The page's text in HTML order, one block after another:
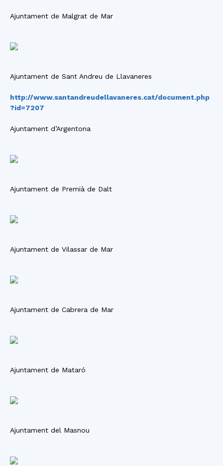
Ajuntament de Malgrat de Mar
Ajuntament de Sant Andreu de Llavaneres
http://www.santandreudellavaneres.cat/document.php
?id=7207
Ajuntament d’Argentona
Ajuntament de Premià de Dalt
Ajuntament de Vilassar de Mar
Ajuntament de Cabrera de Mar
Ajuntament de Mataró
Ajuntament del Masnou